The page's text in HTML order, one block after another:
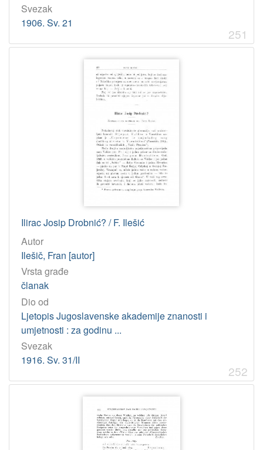
Svezak
1906. Sv. 21
251
Ilirac Josip Drobnić? / F. Ilešić
Autor
Ilešič, Fran [autor]
Vrsta građe
članak
Dio od
Ljetopis Jugoslavenske akademije znanosti i
umjetnosti : za godinu ...
Svezak
1916. Sv. 31/II
252